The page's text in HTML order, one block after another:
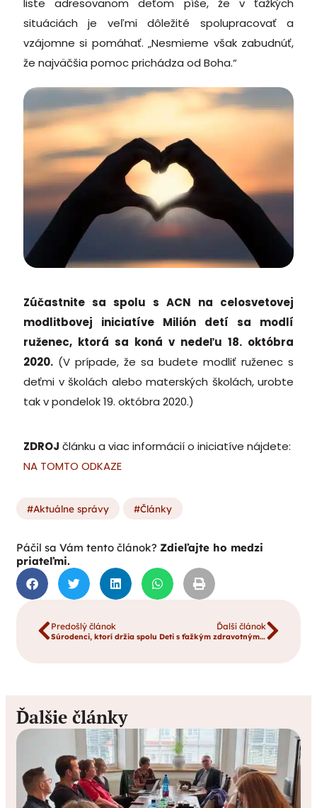
liste adresovanom deťom píše, že v ťažkých
situáciách je veľmi dôležité spolupracovať a
vzájomne si pomáhať. „Nesmieme však zabudnúť,
že najväčšia pomoc prichádza od Boha.“
Zúčastnite sa spolu s ACN na celosvetovej
modlitbovej iniciatíve Milión detí sa modlí
ruženec, ktorá sa koná v nedeľu 18. októbra
2020. (V prípade, že sa budete modliť ruženec s
deťmi v školách alebo materských školách, urobte
tak v pondelok 19. októbra 2020.)
ZDROJ článku a viac informácií o iniciatíve nájdete:
NA TOMTO ODKAZE
Aktuálne správy Články
Páčil sa Vám tento článok? Zdieľajte ho medzi
priateľmi.
Predošlý článok
Súrodenci, ktorí držia spolu
Ďalší článok
Deti s ťažkým zdravotným stavom
Ďalšie články